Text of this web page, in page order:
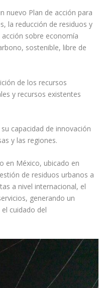
nuevo Plan de acción para
la reducción de residuos y
sobre economía
sostenible, libre de
de los recursos
y recursos existentes
capacidad de innovación
y las regiones.
en México, ubicado en
de residuos urbanos a
a nivel internacional, el
generando un
cuidado del